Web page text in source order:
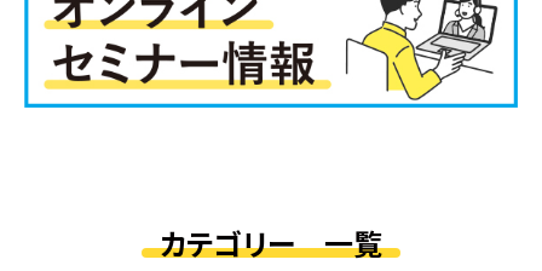
カテゴリー 一覧